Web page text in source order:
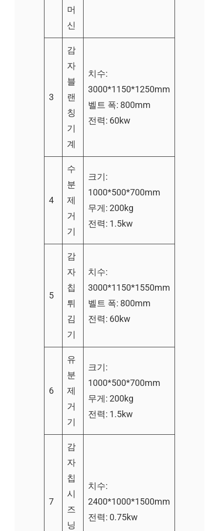
머
신
3
감
자
블
랜
칭
기
계
치수:
3000*1150*1250mm
벨트 폭: 800mm
전력: 60kw
4
수
분
제
거
기
크기:
1000*500*700mm
무게: 200kg
전력: 1.5kw
5
감
자
칩
튀
김
기
치수:
3000*1150*1550mm
벨트 폭: 800mm
전력: 60kw
6
유
분
제
거
기
크기:
1000*500*700mm
무게: 200kg
전력: 1.5kw
7
감
자
칩
시
즈
닝
치수:
2400*1000*1500mm
전력: 0.75kw